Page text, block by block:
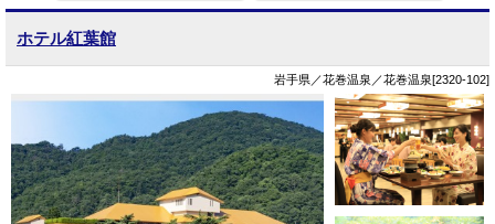
ホテル紅葉館
岩手県／花巻温泉／花巻温泉[2320-102]